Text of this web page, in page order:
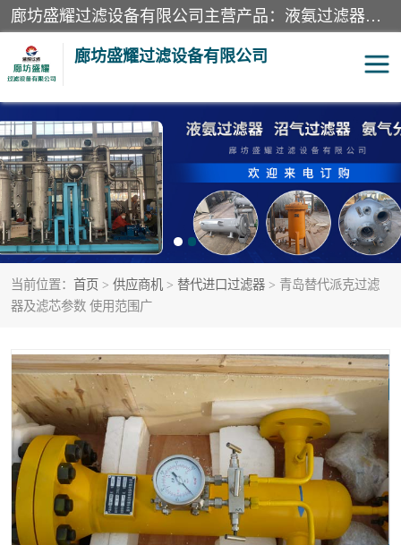
廊坊盛耀过滤设备有限公司主营产品：液氨过滤器、沼气过滤器、氨气分离器、二氧化碳过滤器、过滤器、液氨氨气过滤器、天然气过滤器、管道过滤器、*过滤器、液氨除油除水过滤器、氨气除油除水过滤器、焦炉煤气除焦油过滤器等。
廊坊盛耀过滤设备有限公司
当前位置： 首页 > 供应商机 > 替代进口过滤器 > 青岛替代派克过滤
器及滤芯参数 使用范围广
二氧化碳过滤器 过滤器
液氨氨气过滤器 沼气过滤器
天然气过滤器 管道过滤器
甲醇过滤器 液氨除油除水过滤器
硝酸尾气分离器 酸雾聚结分离器
高炉煤气过滤器 替代进口过滤器
化工盐酸气聚结器 耐腐蚀除雾器滤芯